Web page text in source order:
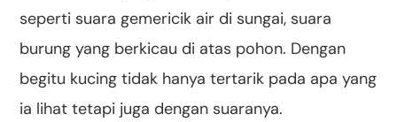
seperti suara gemericik air di sungai, suara
burung yang berkicau di atas pohon. Dengan
begitu kucing tidak hanya tertarik pada apa yang
ia lihat tetapi juga dengan suaranya.